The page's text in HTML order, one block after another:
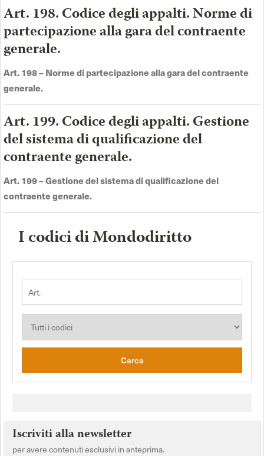
Art. 198. Codice degli appalti. Norme di
partecipazione alla gara del contraente
generale.
Art. 198 –Norme di partecipazione alla gara del contraente
generale.
Art. 199. Codice degli appalti. Gestione
del sistema di qualificazione del
contraente generale.
Art. 199 –Gestione del sistema di qualificazione del
contraente generale.
I codici di Mondodiritto
Cerca
Iscriviti alla newsletter
per avere contenuti esclusivi in anteprima.